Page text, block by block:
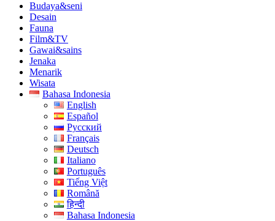
Budaya&seni
Desain
Fauna
Film&TV
Gawai&sains
Jenaka
Menarik
Wisata
Bahasa Indonesia
English
Español
Русский
Français
Deutsch
Italiano
Português
Tiếng Việt
Română
हिन्दी
Bahasa Indonesia